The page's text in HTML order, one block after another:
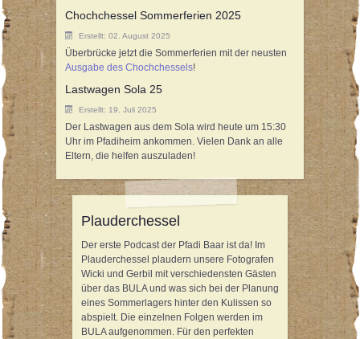
Chochchessel Sommerferien 2025
Erstellt: 02. August 2025
Überbrücke jetzt die Sommerferien mit der neusten
Ausgabe des Chochchessels!
Lastwagen Sola 25
Erstellt: 19. Juli 2025
Der Lastwagen aus dem Sola wird heute um 15:30
Uhr im Pfadiheim ankommen. Vielen Dank an alle
Eltern, die helfen auszuladen!
Plauderchessel
Der erste Podcast der Pfadi Baar ist da! Im
Plauderchessel plaudern unsere Fotografen
Wicki und Gerbil mit verschiedensten Gästen
über das BULA und was sich bei der Planung
eines Sommerlagers hinter den Kulissen so
abspielt. Die einzelnen Folgen werden im
BULA aufgenommen. Für den perfekten